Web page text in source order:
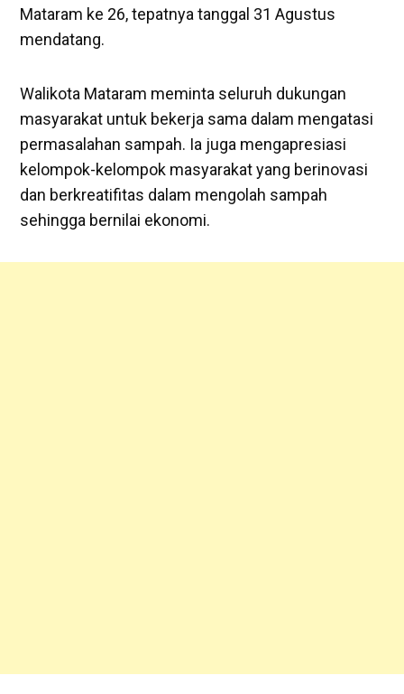
Mataram ke 26, tepatnya tanggal 31 Agustus
mendatang.
Walikota Mataram meminta seluruh dukungan
masyarakat untuk bekerja sama dalam mengatasi
permasalahan sampah. Ia juga mengapresiasi
kelompok-kelompok masyarakat yang berinovasi
dan berkreatifitas dalam mengolah sampah
sehingga bernilai ekonomi.